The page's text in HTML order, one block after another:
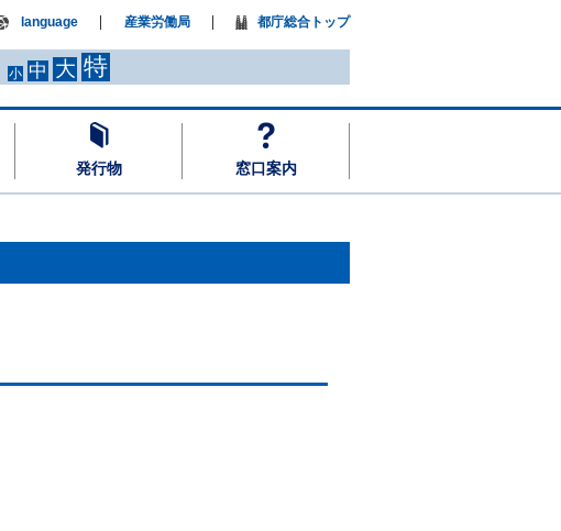
発行物 窓口案内
小 中 大 特
language 産業労働局 都庁総合トップ